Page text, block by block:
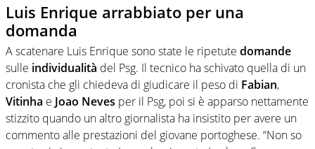
Luis Enrique arrabbiato per una
domanda
A scatenare Luis Enrique sono state le ripetute domande
sulle individualità del Psg. Il tecnico ha schivato quella di un
cronista che gli chiedeva di giudicare il peso di Fabian,
Vitinha e Joao Neves per il Psg, poi si è apparso nettamente
stizzito quando un altro giornalista ha insistito per avere un
commento alle prestazioni del giovane portoghese. “Non so